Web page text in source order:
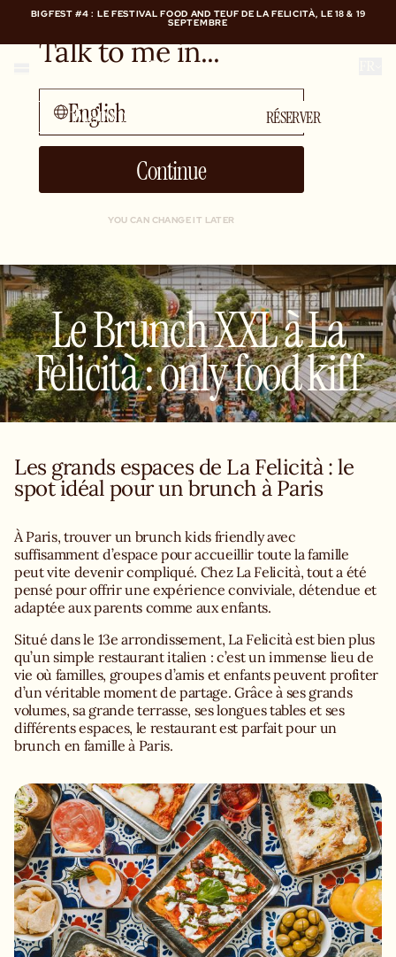
Talk to me in...
English
Continue
YOU CAN CHANGE IT LATER
BIGFEST #4 : LE FESTIVAL FOOD AND TEUF DE LA FELICITÀ, LE 18 & 19
SEPTEMBRE
BIGFEST #4 : LE FESTIVAL FOOD AND TEUF DE LA FELICITÀ, LE 18 & 19
SEPTEMBRE
COMMANDER RÉSERVER
Le Brunch XXL à La
Felicità : only food kiff
Les grands espaces de La Felicità : le
spot idéal pour un brunch à Paris
À Paris, trouver un brunch kids friendly avec
suffisamment d’espace pour accueillir toute la famille
peut vite devenir compliqué. Chez La Felicità, tout a été
pensé pour offrir une expérience conviviale, détendue et
adaptée aux parents comme aux enfants.
Situé dans le 13e arrondissement, La Felicità est bien plus
qu’un simple restaurant italien : c’est un immense lieu de
vie où familles, groupes d’amis et enfants peuvent profiter
d’un véritable moment de partage. Grâce à ses grands
volumes, sa grande terrasse, ses longues tables et ses
différents espaces, le restaurant est parfait pour un
brunch en famille à Paris.